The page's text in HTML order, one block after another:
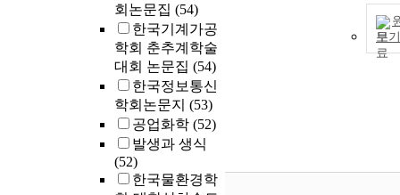
회논문집 (54)
한국기계가공
학회 춘추계학술
대회 논문집 (54)
한국정보통신
학회논문지 (53)
공업화학 (52)
발생과 생식
(52)
한국물환경학
보기